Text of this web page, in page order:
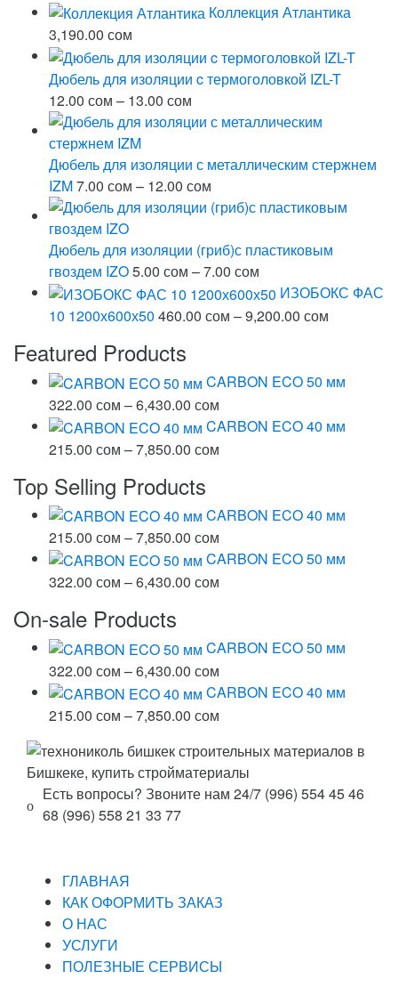
Коллекция Атлантика
3,190.00 сом
Дюбель для изоляции c термоголовкой IZL-T
12.00 сом – 13.00 сом
цен:
–
13.00 сом
Дюбель для изоляции с металлическим стержнем
IZM7.00 сом – 12.00 сом
цен:
–
12.00 сом
Дюбель для изоляции (гриб)с пластиковым
гвоздем IZO5.00 сом –7.00 сом
цен:
5.00 сом
ИЗОБОКС ФАС
10 1200х600х50 460.00 сом –9,200.00 сом
–
Featured Products
CARBON ECO 50 мм
322.00 сом –6,430.00 сом
цен:
CARBON ECO 40 мм
215.00 сом –7,850.00 сом
–
Top Selling Products
CARBON ECO 40 мм
215.00 сом –7,850.00 сом
цен:
CARBON ECO 50 мм
322.00 сом –6,430.00 сом
–
On-sale Products
CARBON ECO 50 мм
322.00 сом –6,430.00 сом
цен:
6,430.00 сом
CARBON ECO 40 мм
215.00 сом –7,850.00 сом
215.00 сом
–
7,850.00 сом
Есть вопросы? Звоните нам 24/7 (996) 554 45 46
68 (996) 558 21 33 77
ГЛАВНАЯ
КАК ОФОРМИТЬ ЗАКАЗ
О НАС
УСЛУГИ
ПОЛЕЗНЫЕ СЕРВИСЫ